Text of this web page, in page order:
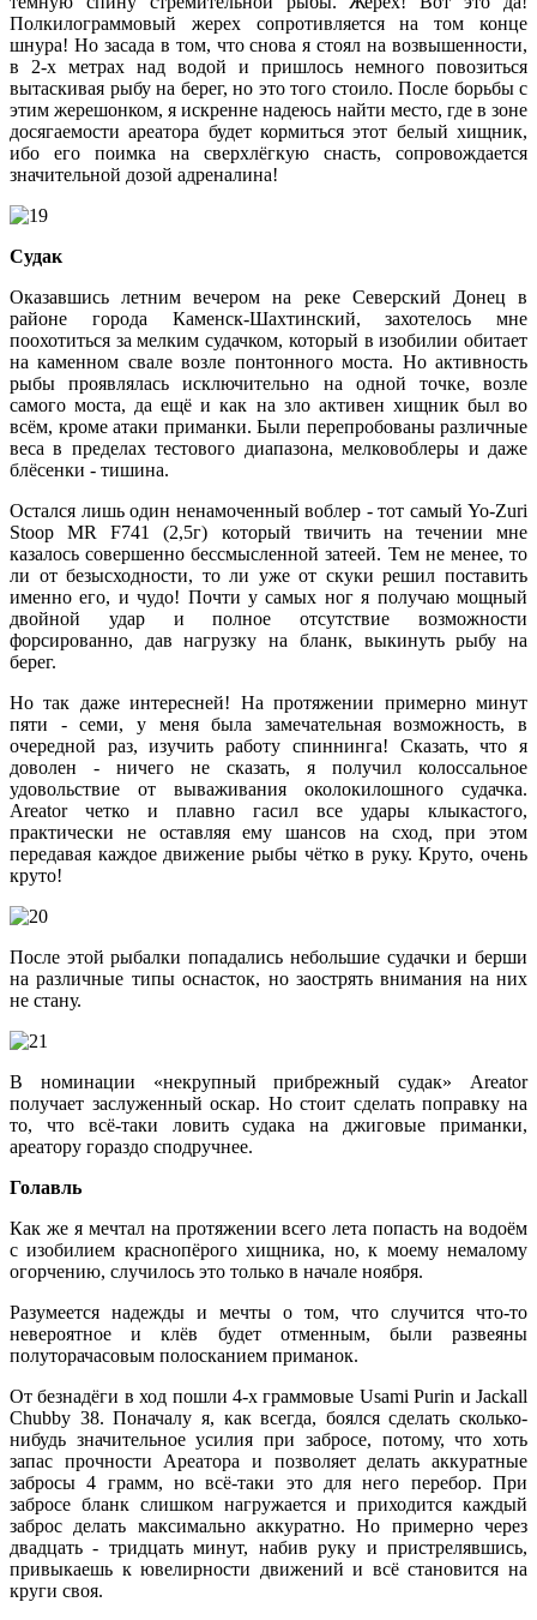
Полкилограммовый жерех сопротивляется на том конце
шнура! Но засада в том, что снова я стоял на возвышенности,
в 2-х метрах над водой и пришлось немного повозиться
вытаскивая рыбу на берег, но это того стоило. После борьбы с
этим жерешонком, я искренне надеюсь найти место, где в зоне
досягаемости ареатора будет кормиться этот белый хищник,
ибо его поимка на сверхлёгкую снасть, сопровождается
значительной дозой адреналина!
Судак
Оказавшись летним вечером на реке Северский Донец в
районе города Каменск-Шахтинский, захотелось мне
поохотиться за мелким судачком, который в изобилии обитает
на каменном свале возле понтонного моста. Но активность
рыбы проявлялась исключительно на одной точке, возле
самого моста, да ещё и как на зло активен хищник был во
всём, кроме атаки приманки. Были перепробованы различные
веса в пределах тестового диапазона, мелковоблеры и даже
блёсенки - тишина.
Остался лишь один ненамоченный воблер - тот самый Yo-Zuri
Stoop MR F741 (2,5г) который твичить на течении мне
казалось совершенно бессмысленной затеей. Тем не менее, то
ли от безысходности, то ли уже от скуки решил поставить
именно его, и чудо! Почти у самых ног я получаю мощный
двойной удар и полное отсутствие возможности
форсированно, дав нагрузку на бланк, выкинуть рыбу на
берег.
Но так даже интересней! На протяжении примерно минут
пяти - семи, у меня была замечательная возможность, в
очередной раз, изучить работу спиннинга! Сказать, что я
доволен - ничего не сказать, я получил колоссальное
удовольствие от вываживания околокилошного судачка.
Areator четко и плавно гасил все удары клыкастого,
практически не оставляя ему шансов на сход, при этом
передавая каждое движение рыбы чётко в руку. Круто, очень
круто!
После этой рыбалки попадались небольшие судачки и берши
на различные типы оснасток, но заострять внимания на них
не стану.
В номинации «некрупный прибрежный судак» Areator
получает заслуженный оскар. Но стоит сделать поправку на
то, что всё-таки ловить судака на джиговые приманки,
ареатору гораздо сподручнее.
Голавль
Как же я мечтал на протяжении всего лета попасть на водоём
с изобилием краснопёрого хищника, но, к моему немалому
огорчению, случилось это только в начале ноября.
Разумеется надежды и мечты о том, что случится что-то
невероятное и клёв будет отменным, были развеяны
полуторачасовым полосканием приманок.
От безнадёги в ход пошли 4-х граммовые Usami Purin и Jackall
Chubby 38. Поначалу я, как всегда, боялся сделать сколько-
нибудь значительное усилия при забросе, потому, что хоть
запас прочности Ареатора и позволяет делать аккуратные
забросы 4 грамм, но всё-таки это для него перебор. При
забросе бланк слишком нагружается и приходится каждый
заброс делать максимально аккуратно. Но примерно через
двадцать - тридцать минут, набив руку и пристрелявшись,
привыкаешь к ювелирности движений и всё становится на
круги своя.